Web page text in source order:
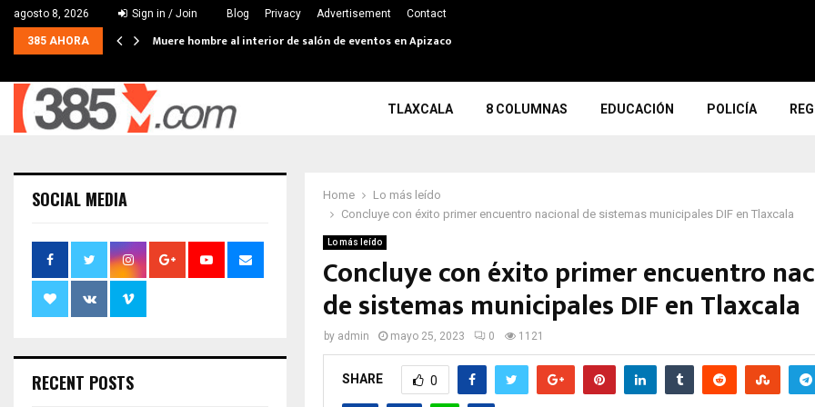
agosto 8, 2026 Sign in / Join Blog Privacy Advertisement Contact
385 AHORA Muere hombre al interior de salón de eventos en Apizaco
TLAXCALA 8 COLUMNAS EDUCACIÓN POLICÍA
Home
Lo más leído
Concluye con éxito primer encuentro nacional de sistemas municipales DIF en Tlaxcala
Lo más leído
Concluye con éxito primer encuentro
de sistemas municipales DIF en Tlaxcala
by admin mayo 25, 2023 0 1121
SHARE 0
SOCIAL MEDIA
RECENT POSTS